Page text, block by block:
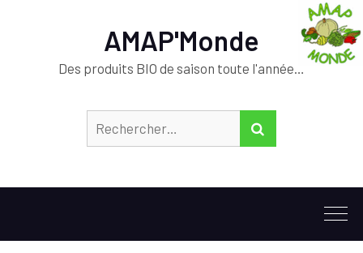
AMAP'Monde
Des produits BIO de saison toute l'année…